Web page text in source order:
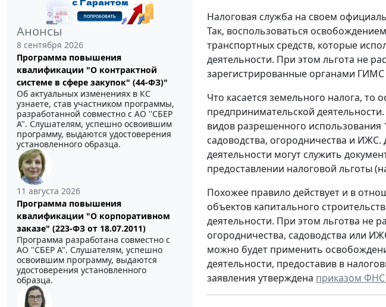
Анонсы
8 сентября 2026
Программа повышения
квалификации "О контрактной
системе в сфере закупок" (44-ФЗ)"
Об актуальных изменениях в КС
узнаете, став участником программы,
разработанной совместно с АО ''СБЕР
А". Слушателям, успешно освоившим
программу, выдаются удостоверения
установленного образца.
11 августа 2026
Программа повышения
квалификации "О корпоративном
заказе" (223-ФЗ от 18.07.2011)
Программа разработана совместно с
АО ''СБЕР А". Слушателям, успешно
освоившим программу, выдаются
удостоверения установленного
образца.
Налоговая служба на своем
Так, воспользоваться
транспортных средств, которые
деятельности. При этом льгота не
зарегистрированные органами
Что касается земельного налога, то
предпринимательской
видов разрешенного использования
садоводства, огородничества и
деятельности могут служить
предоставлении налоговой льготы
Похожее правило действует и в
объектов капитального
деятельности. При этом льготва не
огородничества, садоводства или
можно будет применить
деятельности, предоставив в
заявления утверждена приказом ФНС